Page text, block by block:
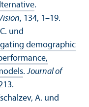
.
, 134, 1–19.
und
demographic
.Journal of
A. und